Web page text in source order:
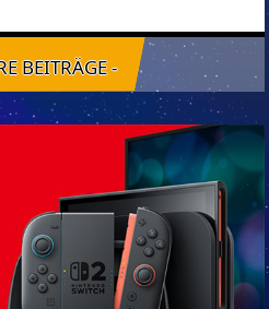
BEITRÄGE -